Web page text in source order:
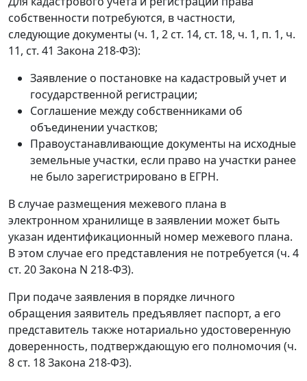
собственности потребуются, в частности,
следующие документы (ч. 1, 2 ст. 14, ст. 18, ч. 1, п. 1, ч.
11, ст. 41 Закона 218-ФЗ):
Заявление о постановке на кадастровый учет и
государственной регистрации;
Соглашение между собственниками об
объединении участков;
Правоустанавливающие документы на исходные
земельные участки, если право на участки ранее
не было зарегистрировано в ЕГРН.
В случае размещения межевого плана в
электронном хранилище в заявлении может быть
указан идентификационный номер межевого плана.
В этом случае его представления не потребуется (ч. 4
ст. 20 Закона N 218-ФЗ).
При подаче заявления в порядке личного
обращения заявитель предъявляет паспорт, а его
представитель также нотариально удостоверенную
доверенность, подтверждающую его полномочия (ч.
8 ст. 18 Закона 218-ФЗ).